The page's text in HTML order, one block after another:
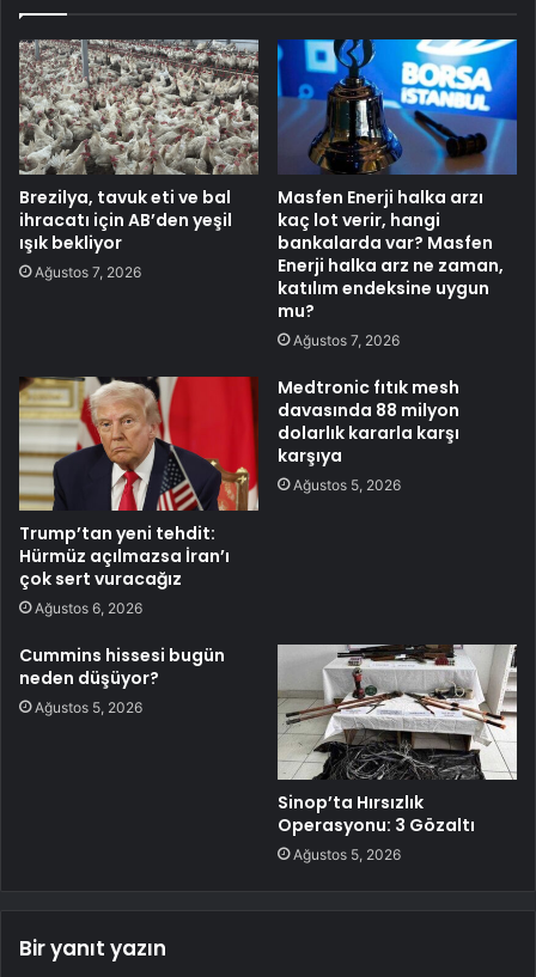
Brezilya, tavuk eti ve bal
ihracatı için AB’den yeşil
ışık bekliyor
Ağustos 7, 2026
Masfen Enerji halka arzı
kaç lot verir, hangi
bankalarda var? Masfen
Enerji halka arz ne zaman,
katılım endeksine uygun
mu?
Ağustos 7, 2026
Trump’tan yeni tehdit:
Hürmüz açılmazsa İran’ı
çok sert vuracağız
Ağustos 6, 2026
Medtronic fıtık mesh
davasında 88 milyon
dolarlık kararla karşı
karşıya
Ağustos 5, 2026
Cummins hissesi bugün
neden düşüyor?
Ağustos 5, 2026
Sinop’ta Hırsızlık
Operasyonu: 3 Gözaltı
Ağustos 5, 2026
Bir yanıt yazın